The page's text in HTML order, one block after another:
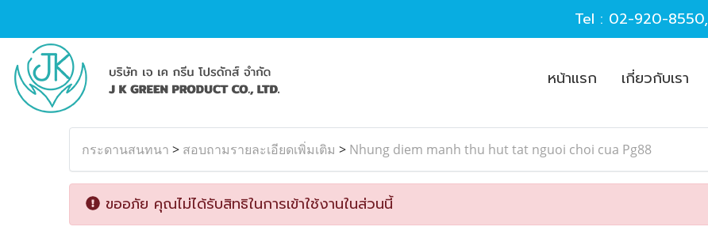
Tel : 02-920-8550,
หน้าแรก เกี่ยวกับเรา
กระดานสนทนา > สอบถามรายละเอียดเพิ่มเติม > Nhung diem manh thu hut tat nguoi choi cua Pg88
ขออภัย คุณไม่ได้รับสิทธิในการเข้าใช้งานในส่วนนี้